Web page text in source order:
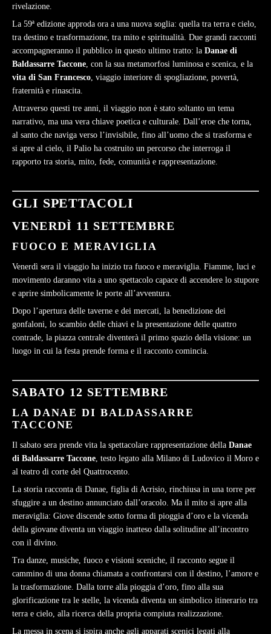
rivelazione.
La 59ª edizione approda ora a una nuova soglia: quella tra terra e cielo,
tra destino e trasformazione, tra mito e spiritualità. Due grandi racconti
accompagneranno il pubblico in questo ultimo tratto: la Danae di
Baldassarre Taccone, con la sua metamorfosi luminosa e scenica, e la
vita di San Francesco, viaggio interiore di spogliazione, povertà,
fraternità e rinascita.
Attraverso questi tre anni, il viaggio non è stato soltanto un tema
narrativo, ma una vera chiave poetica e culturale. Dall’eroe che torna,
al santo che naviga verso l’invisibile, fino all’uomo che si trasforma e
si apre al cielo, il Palio ha costruito un percorso che interroga il
rapporto tra storia, mito, fede, comunità e rappresentazione.
GLI SPETTACOLI
VENERDÌ 11 SETTEMBRE
FUOCO E MERAVIGLIA
Venerdì sera il viaggio ha inizio tra fuoco e meraviglia. Fiamme, luci e
movimento daranno vita a uno spettacolo capace di accendere lo stupore
e aprire simbolicamente le porte all’avventura.
Dopo l’apertura delle taverne e dei mercati, la benedizione dei
gonfaloni, lo scambio delle chiavi e la presentazione delle quattro
contrade, la piazza centrale diventerà il primo spazio della visione: un
luogo in cui la festa prende forma e il racconto comincia.
SABATO 12 SETTEMBRE
LA DANAE DI BALDASSARRE
TACCONE
Il sabato sera prende vita la spettacolare rappresentazione della Danae
di Baldassarre Taccone, testo legato alla Milano di Ludovico il Moro e
al teatro di corte del Quattrocento.
La storia racconta di Danae, figlia di Acrisio, rinchiusa in una torre per
sfuggire a un destino annunciato dall’oracolo. Ma il mito si apre alla
meraviglia: Giove discende sotto forma di pioggia d’oro e la vicenda
della giovane diventa un viaggio inatteso dalla solitudine all’incontro
con il divino.
Tra danze, musiche, fuoco e visioni sceniche, il racconto segue il
cammino di una donna chiamata a confrontarsi con il destino, l’amore e
la trasformazione. Dalla torre alla pioggia d’oro, fino alla sua
glorificazione tra le stelle, la vicenda diventa un simbolico itinerario tra
terra e cielo, alla ricerca della propria compiuta realizzazione.
La messa in scena si ispira anche agli apparati scenici legati alla